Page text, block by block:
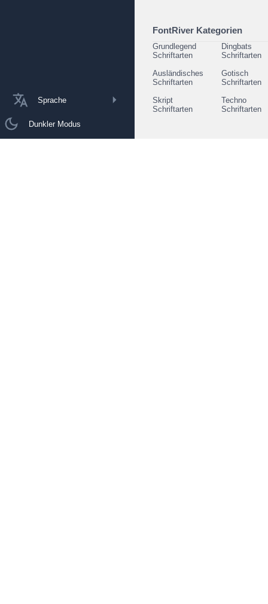
Sprache
Dunkler Modus
FontRiver Kategorien
Grundlegend
Schriftarten
Dingbats
Schriftarten
Ausländisches
Schriftarten
Gotisch
Schriftarten
Skript
Schriftarten
Techno
Schriftarten